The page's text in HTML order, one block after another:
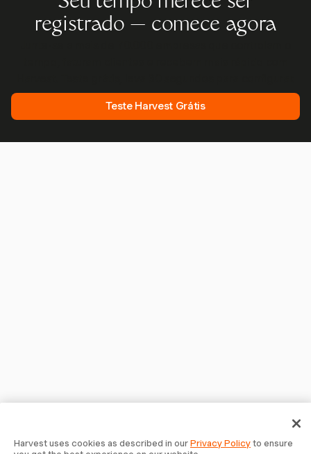
registrado — comece agora
Teste Harvest Grátis
Harvest uses cookies as described in ourPrivacy Policyto ensure